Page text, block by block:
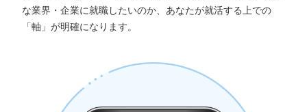
な業界・企業に就職したいのか、あなたが就活する上での
「軸」が明確になります。